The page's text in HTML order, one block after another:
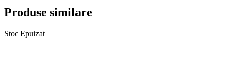
Produse similare
Stoc Epuizat